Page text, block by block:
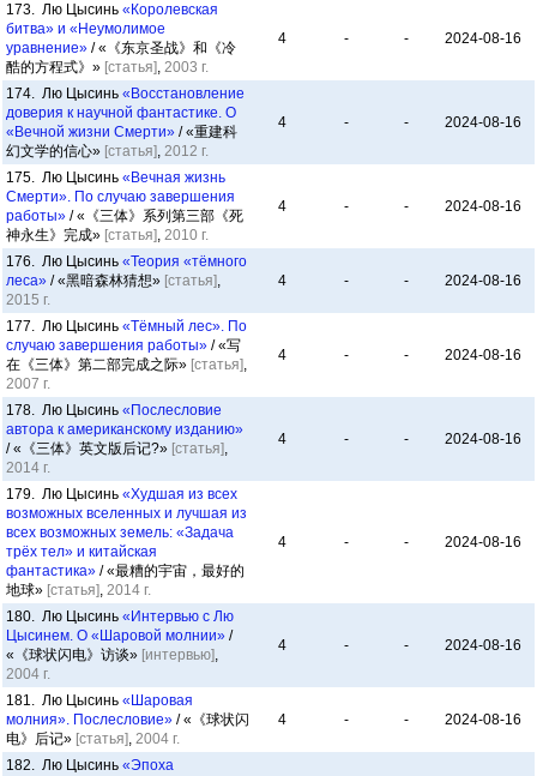
173. Лю Цысинь «Королевская
битва» и «Неумолимое
уравнение» / «《东京圣战》和《冷
酷的方程式》» [статья], 2003 г.
4 - - 2024-08-16
174. Лю Цысинь «Восстановление
доверия к научной фантастике. О
«Вечной жизни Смерти» / «重建科
幻文学的信心» [статья], 2012 г.
4 - - 2024-08-16
175. Лю Цысинь «Вечная жизнь
Смерти». По случаю завершения
работы» / «《三体》系列第三部《死
神永生》完成» [статья], 2010 г.
4 - - 2024-08-16
176. Лю Цысинь «Теория «тёмного
леса» / «黑暗森林猜想» [статья],
2015 г.
4 - - 2024-08-16
177. Лю Цысинь «Тёмный лес». По
случаю завершения работы» / «写
在《三体》第二部完成之际» [статья],
2007 г.
4 - - 2024-08-16
178. Лю Цысинь «Послесловие
автора к американскому изданию»
/ «《三体》英文版后记?» [статья],
2014 г.
4 - - 2024-08-16
179. Лю Цысинь «Худшая из всех
возможных вселенных и лучшая из
всех возможных земель: «Задача
трёх тел» и китайская
фантастика» / «最糟的宇宙，最好的
地球» [статья], 2014 г.
4 - - 2024-08-16
180. Лю Цысинь «Интервью с Лю
Цысинем. О «Шаровой молнии» /
«《球状闪电》访谈» [интервью],
2004 г.
4 - - 2024-08-16
181. Лю Цысинь «Шаровая
молния». Послесловие» / «《球状闪
电》后记» [статья], 2004 г.
4 - - 2024-08-16
182. Лю Цысинь «Эпоха